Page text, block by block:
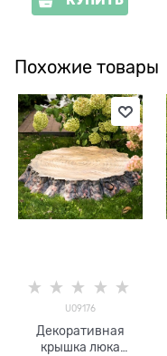
Похожие товары
U09176
Декоративная
крышка люка